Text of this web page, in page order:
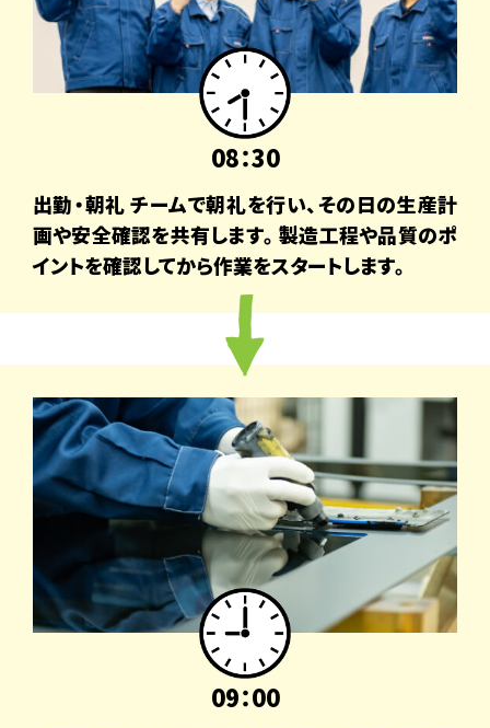
08：30
出勤・朝礼 チームで朝礼を行い、その日の生産計
画や安全確認を共有します。製造工程や品質のポ
イントを確認してから作業をスタートします。
09：00